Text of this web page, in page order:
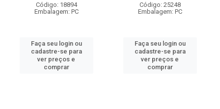
Código: 18894
Embalagem: PC
Faça seu login ou
cadastre-se para
ver preços e
comprar
Código: 25248
Embalagem: PC
Faça seu login ou
cadastre-se para
ver preços e
comprar